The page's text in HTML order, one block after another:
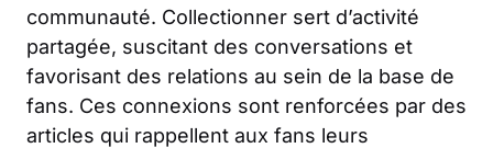
communauté. Collectionner sert d’activité
partagée, suscitant des conversations et
favorisant des relations au sein de la base de
fans. Ces connexions sont renforcées par des
articles qui rappellent aux fans leurs